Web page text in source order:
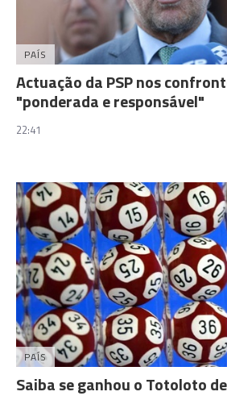
PAÍS
Actuação da PSP nos
"ponderada e responsável"
22:41
PAÍS
Saiba se ganhou o Totoloto